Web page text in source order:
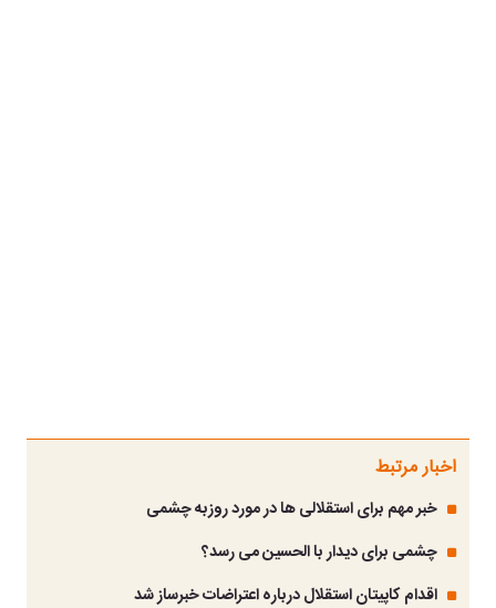
اخبار مرتبط
خبر مهم برای استقلالی ها در مورد روزبه چشمی
چشمی برای دیدار با الحسین می رسد؟
اقدام کاپیتان استقلال درباره اعتراضات خبرساز شد